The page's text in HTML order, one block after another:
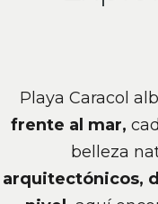
Playa Caracol
frente al mar,
belleza
arquitectónicos,